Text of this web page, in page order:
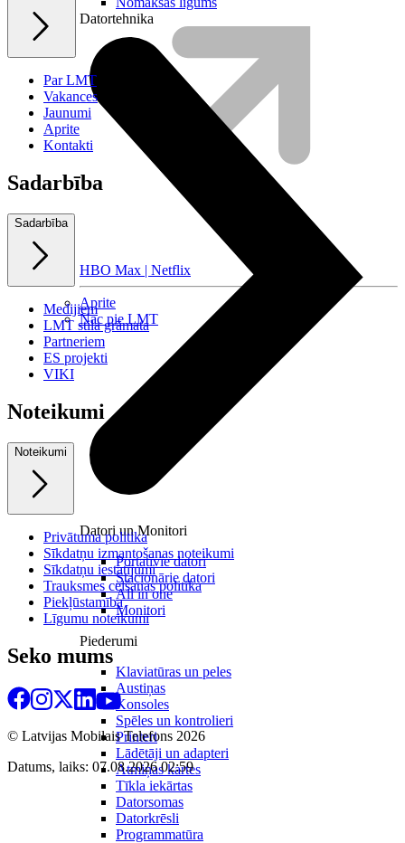
HBO Max | Netflix
Aprite
Nāc pie LMT
Datortehnika
Datori un Monitori
Portatīvie datori
Stacionārie datori
All in one
Monitori
Piederumi
Klaviatūras un peles
Austiņas
Konsoles
Spēles un kontrolieri
Printeri
Lādētāji un adapteri
Atmiņas kartes
Tīkla iekārtas
Datorsomas
Datorkrēsli
Programmatūra
Par LMT
Vakances
Jaunumi
Aprite
Kontakti
Sadarbība
Sadarbība
Medijiem
LMT stila grāmata
Partneriem
ES projekti
VIKI
Noteikumi
Noteikumi
Privātuma politika
Sīkdatņu izmantošanas noteikumi
Sīkdatņu iestatījumi
Trauksmes celšanas politika
Piekļūstamība
Līgumu noteikumi
Seko mums
© Latvijas Mobilais Telefons 2026
Datums, laiks: 07.08.2026 02:59